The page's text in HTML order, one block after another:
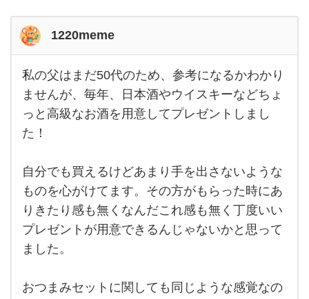
い
で
す。
現在
1220meme
私の
父は
まだ
50
代の
た
にな
るか
わか
りま
せん
が、
毎
年、
日本
ウイ
スキ
私の父はまだ50代のため、参考になるかわかり
ませんが、毎年、日本酒やウイスキーなどちょ
っと高級なお酒を用意してプレゼントしまし
た！
自分でも買えるけどあまり手を出さないような
ものを心がけてます。その方がもらった時にあ
りきたり感も無くなんだこれ感も無く丁度いい
プレゼントが用意できるんじゃないかと思って
ました。
おつまみセットに関しても同じような感覚なの